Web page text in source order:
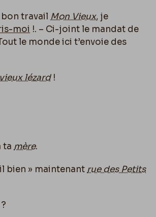
bon travail Mon Vieux, je
moi !. – Ci-joint le mandat de
le monde ici t’envoie des
vieux lézard!
ta mère.
bien » maintenant rue des Petits